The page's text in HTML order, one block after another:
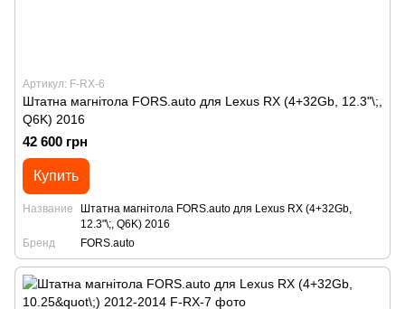
Артикул: F-RX-6
Штатна магнітола FORS.auto для Lexus RX (4+32Gb, 12.3"\;,
Q6K) 2016
42 600 грн
Купить
Название
Штатна магнітола FORS.auto для Lexus RX (4+32Gb,
12.3"\;, Q6K) 2016
Бренд
FORS.auto